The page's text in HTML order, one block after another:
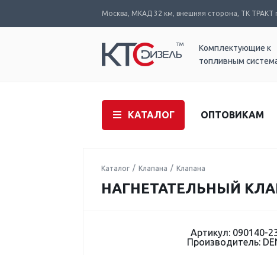
Москва, МКАД 32 км, внешняя сторона, ТК ТРАКТ
Комплектующие к
топливным
КАТАЛОГ ОПТОВИКАМ
Каталог Клапана Клапана
НАГНЕТАТЕЛЬНЫЙ
Артикул: 090140-
Производитель: